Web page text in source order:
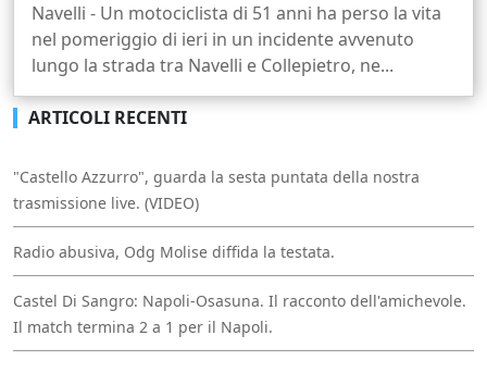
Navelli - Un motociclista di 51 anni ha perso la vita
nel pomeriggio di ieri in un incidente avvenuto
lungo la strada tra Navelli e Collepietro, ne...
ARTICOLI RECENTI
"Castello Azzurro", guarda la sesta puntata della nostra
trasmissione live. (VIDEO)
Radio abusiva, Odg Molise diffida la testata.
Castel Di Sangro: Napoli-Osasuna. Il racconto dell'amichevole.
Il match termina 2 a 1 per il Napoli.